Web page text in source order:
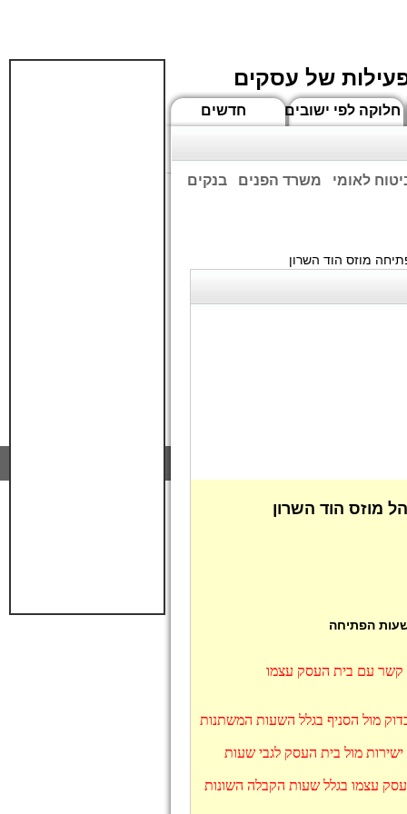
של עסקים
חדשים חלוקה לפי ישובים
בנקים משרד הפנים לאומי
מוזס הוד השרון
מוזס הוד השרון
הפתיחה
קשר עם בית העסק עצמו
מול הסניף בגלל השעות המשתנות
מול בית העסק לגבי שעות
עצמו בגלל שעות הקבלה השונות